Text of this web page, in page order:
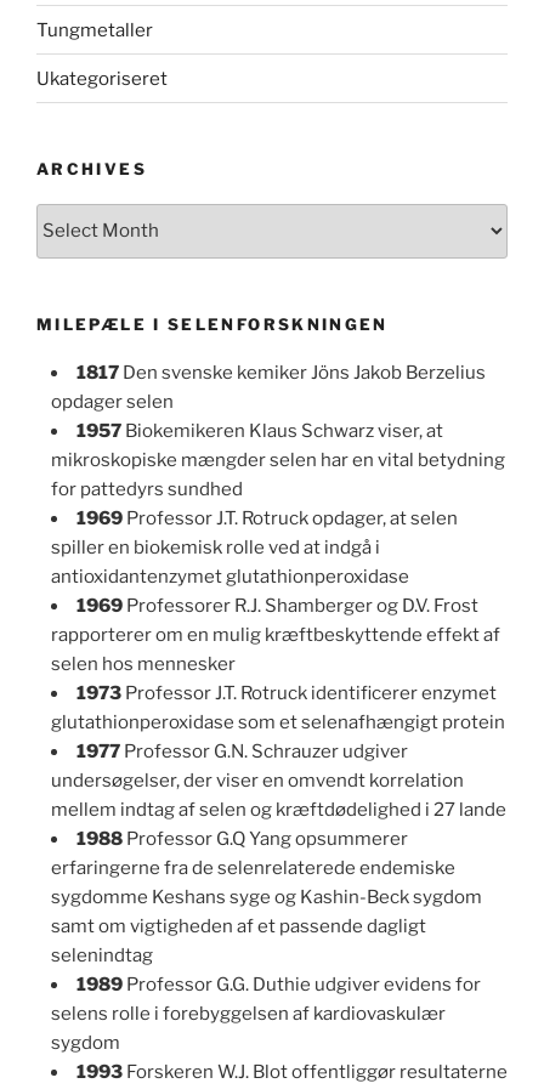
Tungmetaller
Ukategoriseret
ARCHIVES
Archives
MILEPÆLE I SELENFORSKNINGEN
1817 Den svenske kemiker Jöns Jakob Berzelius
opdager selen
1957 Biokemikeren Klaus Schwarz viser, at
mikroskopiske mængder selen har en vital betydning
for pattedyrs sundhed
1969 Professor J.T. Rotruck opdager, at selen
spiller en biokemisk rolle ved at indgå i
antioxidantenzymet glutathionperoxidase
1969 Professorer R.J. Shamberger og D.V. Frost
rapporterer om en mulig kræftbeskyttende effekt af
selen hos mennesker
1973 Professor J.T. Rotruck identificerer enzymet
glutathionperoxidase som et selenafhængigt protein
1977 Professor G.N. Schrauzer udgiver
undersøgelser, der viser en omvendt korrelation
mellem indtag af selen og kræftdødelighed i 27 lande
1988 Professor G.Q Yang opsummerer
erfaringerne fra de selenrelaterede endemiske
sygdomme Keshans syge og Kashin-Beck sygdom
samt om vigtigheden af et passende dagligt
selenindtag
1989 Professor G.G. Duthie udgiver evidens for
selens rolle i forebyggelsen af kardiovaskulær
sygdom
1993 Forskeren W.J. Blot offentliggør resultaterne